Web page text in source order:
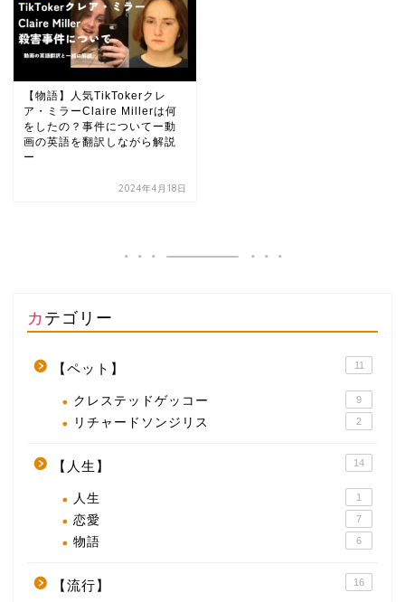
【物語】人気TikTokerクレ
ア・ミラーClaire Millerは何
をしたの？事件についてー動
画の英語を翻訳しながら解説
ー
2024年4月18日
カテゴリー
【ペット】 11
クレステッドゲッコー 9
リチャードソンジリス 2
【人生】 14
人生 1
恋愛 7
物語 6
【流行】 16